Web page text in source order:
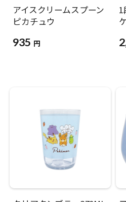
アイスクリームスプーン
ピカチュウ
935 円